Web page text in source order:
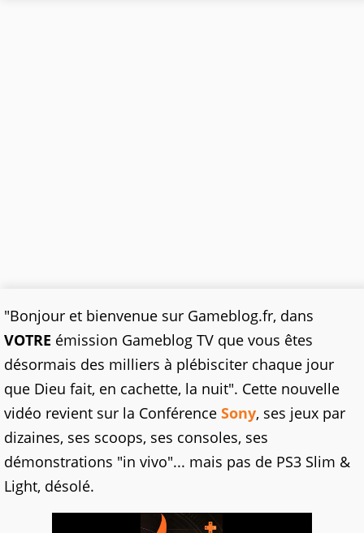
"Bonjour et bienvenue sur Gameblog.fr, dans
VOTRE émission Gameblog TV que vous êtes
désormais des milliers à plébisciter chaque jour
que Dieu fait, en cachette, la nuit". Cette nouvelle
vidéo revient sur la Conférence Sony, ses jeux par
dizaines, ses scoops, ses consoles, ses
démonstrations "in vivo"... mais pas de PS3 Slim &
Light, désolé.